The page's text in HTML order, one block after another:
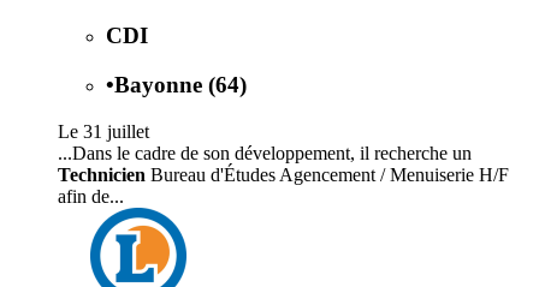
CDI
•Bayonne (64)
Le 31 juillet
...Dans le cadre de son développement, il recherche un
Technicien Bureau d'Études Agencement / Menuiserie H/F
afin de...